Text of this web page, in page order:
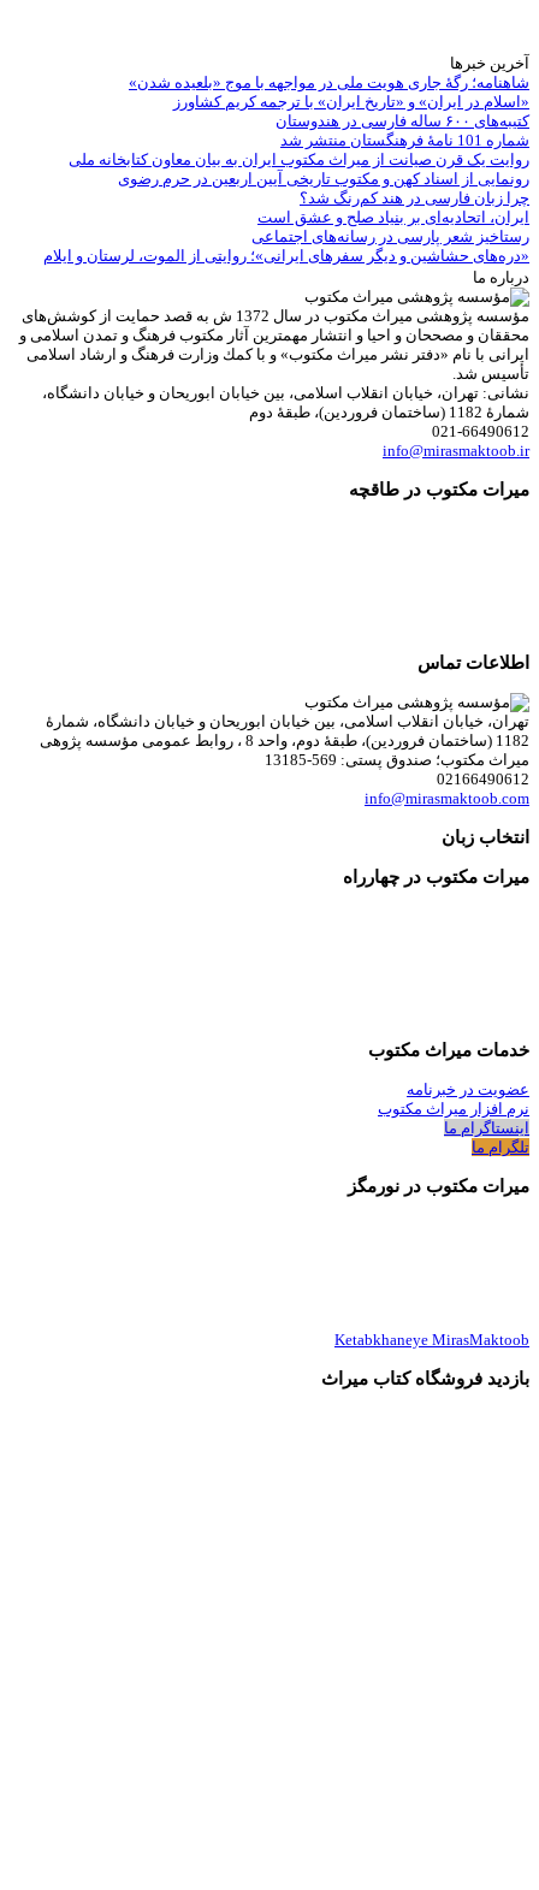
آخرین خبرها
شاهنامه؛ رگۀ جاری هویت ملی در مواجهه با موج «بلعیده شدن»
«اسلام در ایران» و «تاریخ ایران» با ترجمه کریم کشاورز
کتیبه‌های ۶۰۰ ساله فارسی در هندوستان
شماره 101 نامۀ فرهنگستان منتشر شد
روایت یک قرن صیانت از میراث مکتوب ایران به بیان معاون کتابخانه ملی
رونمایی از اسناد کهن و مکتوب تاریخی آیین اربعین در حرم رضوی
چرا زبان فارسی در هند کم‌رنگ شد؟
ایران، اتحادیه‌ای بر بنیاد صلح و عشق است
رستاخیز شعر پارسی در رسانه‌های اجتماعی
«دره‌های حشاشین و دیگر سفرهای ایرانی»؛ روایتی از الموت، لرستان و ایلام
درباره ما
مؤسسه پژوهشی میراث مكتوب در سال 1372 ش به قصد حمایت از كوشش‌های
محققان و مصححان و احیا و انتشار مهمترین آثار مكتوب فرهنگ و تمدن اسلامی و
ایرانی با نام «دفتر نشر میراث مكتوب» و با كمك وزارت فرهنگ و ارشاد اسلامی
تأسیس شد.
نشانی: تهران، خیابان انقلاب اسلامی، بین خیابان ابوریحان و خیابان دانشگاه،
شمارۀ 1182 (ساختمان فروردین)، طبقۀ دوم
021-66490612
info@mirasmaktoob.ir
میرات مکتوب در طاقچه
اطلاعات تماس
تهران، خیابان انقلاب اسلامی، بین خیابان ابوریحان و خیابان دانشگاه، شمارۀ
1182 (ساختمان فروردین)، طبقۀ دوم، واحد 8 ، روابط عمومی مؤسسه پژوهی
میراث مکتوب؛ صندوق پستی: 569-13185
02166490612
info@mirasmaktoob.com
انتخاب زبان
میرات مکتوب در چهارراه
خدمات میراث مکتوب
عضویت در خبرنامه
نرم افزار میراث مکتوب
اینستاگرام ما
تلگرام ما
میرات مکتوب در نورمگز
Ketabkhaneye MirasMaktoob
بازدید فروشگاه کتاب میراث